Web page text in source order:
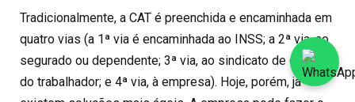
Tradicionalmente, a CAT é preenchida e encaminhada em
quatro vias (a 1ª via é encaminhada ao INSS; a 2ª via, ao
segurado ou dependente; 3ª via, ao sindicato de classe
do trabalhador; e 4ª via, à empresa). Hoje, porém, já